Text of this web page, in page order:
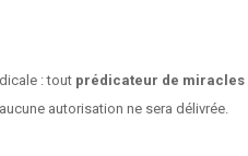
: tout prédicateur de miracles
autorisation ne sera délivrée.